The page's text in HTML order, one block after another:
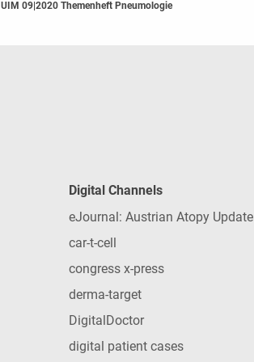
UIM 09|2020 Themenheft Pneumologie
Digital Channels
eJournal: Austrian Atopy Update
car-t-cell
congress x-press
derma-target
DigitalDoctor
digital patient cases